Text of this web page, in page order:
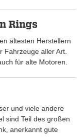
Rings
ältesten Herstellern
Fahrzeuge aller Art.
für alte Motoren.
und viele andere
sind Teil des großen
anerkannt gute